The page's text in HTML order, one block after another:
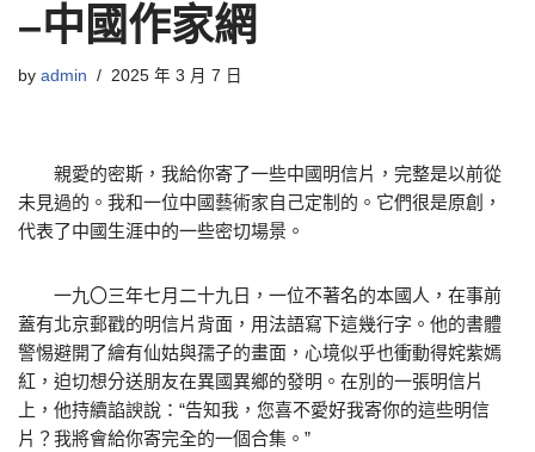
–中國作家網
by admin 2025 年 3 月 7 日
親愛的密斯，我給你寄了一些中國明信片，完整是以前從
未見過的。我和一位中國藝術家自己定制的。它們很是原創，
代表了中國生涯中的一些密切場景。
一九〇三年七月二十九日，一位不著名的本國人，在事前
蓋有北京郵戳的明信片背面，用法語寫下這幾行字。他的書體
警惕避開了繪有仙姑與孺子的畫面，心境似乎也衝動得姹紫嫣
紅，迫切想分送朋友在異國異鄉的發明。在別的一張明信片
上，他持續諂諛說：“告知我，您喜不愛好我寄你的這些明信
片？我將會給你寄完全的一個合集。”